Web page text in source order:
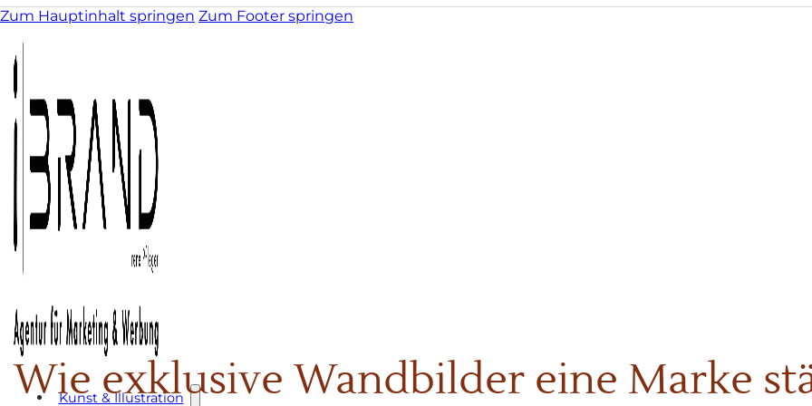
Zum Hauptinhalt springen Zum Footer springen
Kunst & Illustration
Wie exklusive Wandbilder eine Marke